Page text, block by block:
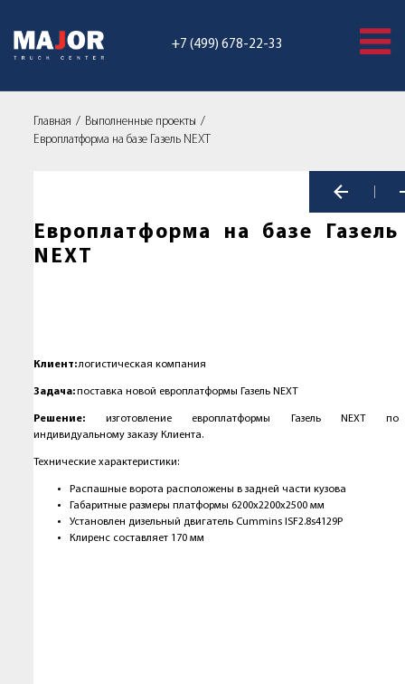
+7 (499) 678-22-33
Главная
Выполненные проекты
Европлатформа на базе Газель NEXT
Европлатформа на базе Газель
NEXT
Клиент:логистическая компания
Задача:поставка новой европлатформы Газель NEXT
Решение: изготовление европлатформы Газель NEXT по
индивидуальному заказу Клиента.
Технические характеристики:
Распашные ворота расположены в задней части кузова
Габаритные размеры платформы 6200х2200х2500 мм
Установлен дизельный двигатель Cummins ISF2.8s4129P
Клиренс составляет 170 мм